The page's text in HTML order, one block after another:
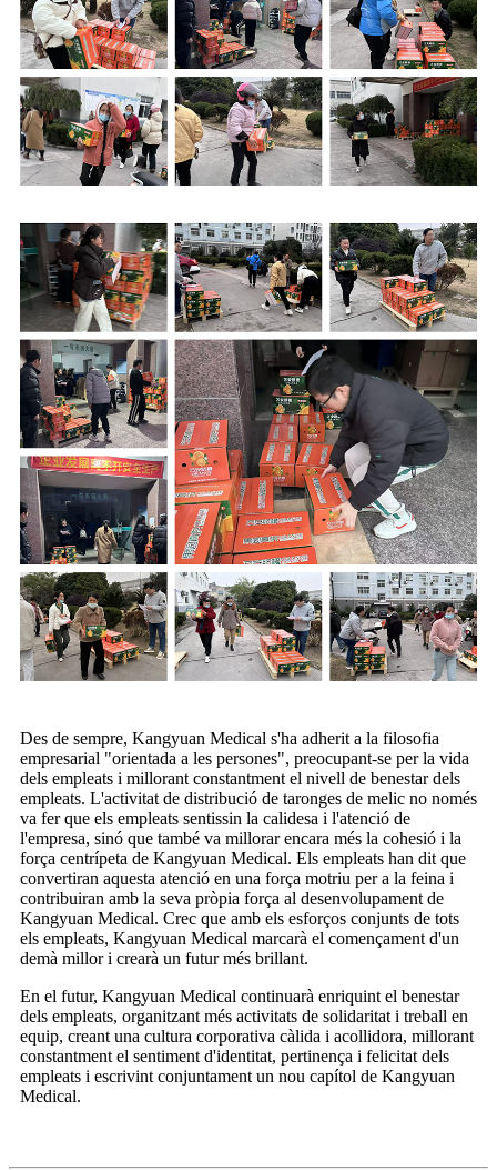
Des de sempre, Kangyuan Medical s'ha adherit a la filosofia
empresarial "orientada a les persones", preocupant-se per la vida
dels empleats i millorant constantment el nivell de benestar dels
empleats. L'activitat de distribució de taronges de melic no només
va fer que els empleats sentissin la calidesa i l'atenció de
l'empresa, sinó que també va millorar encara més la cohesió i la
força centrípeta de Kangyuan Medical. Els empleats han dit que
convertiran aquesta atenció en una força motriu per a la feina i
contribuiran amb la seva pròpia força al desenvolupament de
Kangyuan Medical. Crec que amb els esforços conjunts de tots
els empleats, Kangyuan Medical marcarà el començament d'un
demà millor i crearà un futur més brillant.
En el futur, Kangyuan Medical continuarà enriquint el benestar
dels empleats, organitzant més activitats de solidaritat i treball en
equip, creant una cultura corporativa càlida i acollidora, millorant
constantment el sentiment d'identitat, pertinença i felicitat dels
empleats i escrivint conjuntament un nou capítol de Kangyuan
Medical.